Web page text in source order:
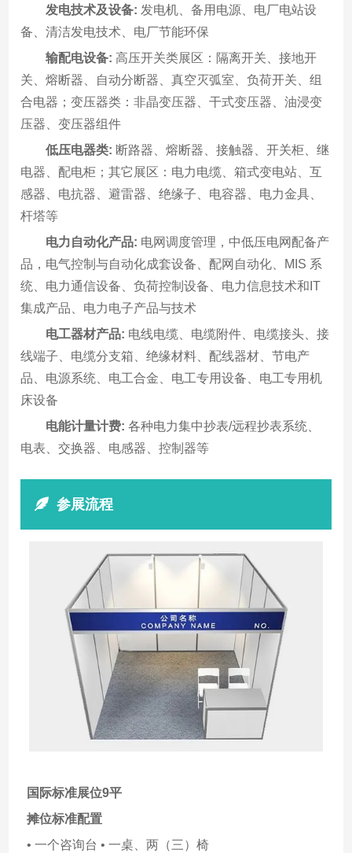
发电技术及设备: 发电机、备用电源、电厂电站设
备、清洁发电技术、电厂节能环保
输配电设备: 高压开关类展区：隔离开关、接地开
关、熔断器、自动分断器、真空灭弧室、负荷开关、组
合电器；变压器类：非晶变压器、干式变压器、油浸变
压器、变压器组件
低压电器类: 断路器、熔断器、接触器、开关柜、继
电器、配电柜；其它展区：电力电缆、箱式变电站、互
感器、电抗器、避雷器、绝缘子、电容器、电力金具、
杆塔等
电力自动化产品: 电网调度管理，中低压电网配备产
品，电气控制与自动化成套设备、配网自动化、MIS 系
统、电力通信设备、负荷控制设备、电力信息技术和IT
集成产品、电力电子产品与技术
电工器材产品: 电线电缆、电缆附件、电缆接头、接
线端子、电缆分支箱、绝缘材料、配线器材、节电产
品、电源系统、电工合金、电工专用设备、电工专用机
床设备
电能计量计费: 各种电力集中抄表/远程抄表系统、
电表、交换器、电感器、控制器等
参展流程
国际标准展位9平
摊位标准配置
• 一个咨询台 • 一桌、两（三）椅